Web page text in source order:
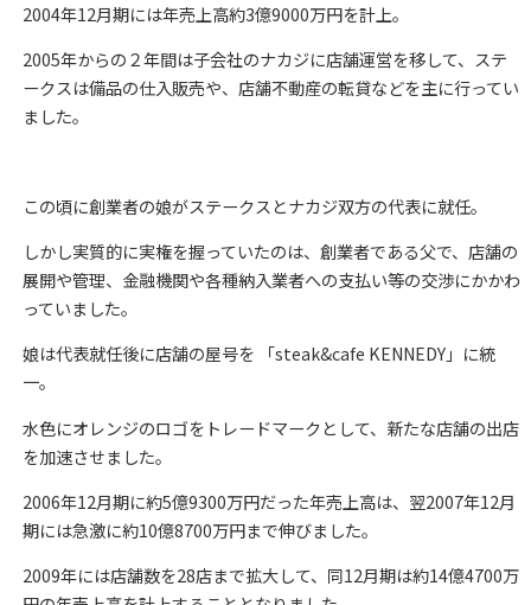
2004年12月期には年売上高約3億9000万円を計上。
2005年からの２年間は子会社のナカジに店舗運営を移して、ステ
ークスは備品の仕入販売や、店舗不動産の転貸などを主に行ってい
ました。
この頃に創業者の娘がステークスとナカジ双方の代表に就任。
しかし実質的に実権を握っていたのは、創業者である父で、店舗の
展開や管理、金融機関や各種納入業者への支払い等の交渉にかかわ
っていました。
娘は代表就任後に店舗の屋号を 「steak&cafe KENNEDY」に統
一。
水色にオレンジのロゴをトレードマークとして、新たな店舗の出店
を加速させました。
2006年12月期に約5億9300万円だった年売上高は、翌2007年12月
期には急激に約10億8700万円まで伸びました。
2009年には店舗数を28店まで拡大して、同12月期は約14億4700万